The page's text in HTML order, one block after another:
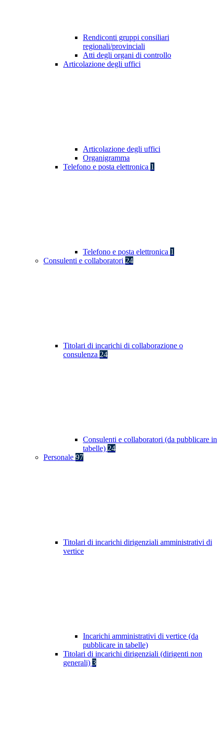
Rendiconti gruppi consiliari
regionali/provinciali
Atti degli organi di controllo
Articolazione degli uffici
Articolazione degli uffici
Organigramma
Telefono e posta elettronica 1
Telefono e posta elettronica 1
Consulenti e collaboratori 24
Titolari di incarichi di collaborazione o
consulenza 24
Consulenti e collaboratori (da pubblicare in
tabelle) 24
Personale 97
Titolari di incarichi dirigenziali amministrativi di
vertice
Incarichi amministrativi di vertice (da
pubblicare in tabelle)
Titolari di incarichi dirigenziali (dirigenti non
generali) 3